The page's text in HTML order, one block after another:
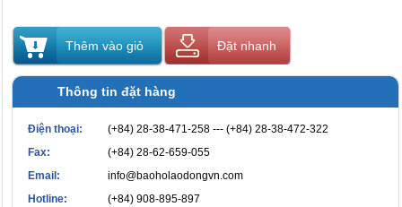
Thêm vào giỏ Đặt nhanh
Thông tin đặt hàng
Điện thoại:
(+84) 28-38-471-258 --- (+84) 28-38-472-322
Fax:
(+84) 28-62-659-055
Email:
info@baoholaodongvn.com
Hotline:
(+84) 908-895-897